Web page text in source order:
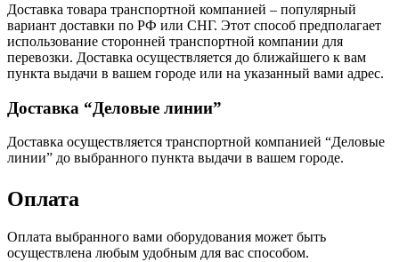
Доставка товара транспортной компанией – популярный
вариант доставки по РФ или СНГ. Этот способ предполагает
использование сторонней транспортной компании для
перевозки. Доставка осуществляется до ближайшего к вам
пункта выдачи в вашем городе или на указанный вами адрес.
Доставка “Деловые линии”
Доставка осуществляется транспортной компанией “Деловые
линии” до выбранного пункта выдачи в вашем городе.
Оплата
Оплата выбранного вами оборудования может быть
осуществлена любым удобным для вас способом.